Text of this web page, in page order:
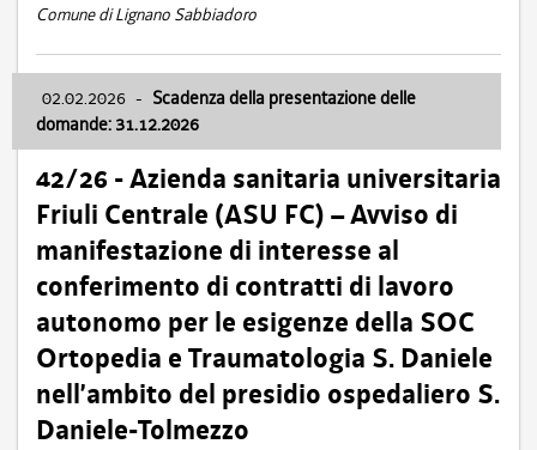
Comune di Lignano Sabbiadoro
02.02.2026 - Scadenza della presentazione delle
domande: 31.12.2026
42/26 - Azienda sanitaria universitaria
Friuli Centrale (ASU FC) – Avviso di
manifestazione di interesse al
conferimento di contratti di lavoro
autonomo per le esigenze della SOC
Ortopedia e Traumatologia S. Daniele
nell’ambito del presidio ospedaliero S.
Daniele-Tolmezzo